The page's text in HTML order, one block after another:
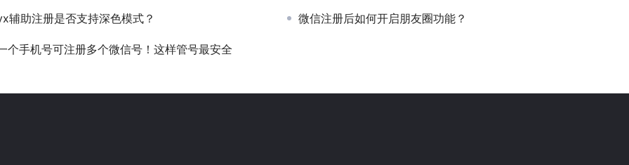
辅助注册是否支持深色模式？ 微信注册后如何开启朋友圈功能？
个手机号可注册多个微信号！这样管号最安全